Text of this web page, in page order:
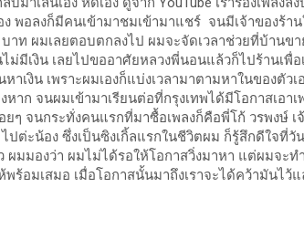
พอลงก็มีคนเข้ามาชมเข้ามาแชร์ จนมีเจ้าของร้า
าท ผมเลยตอบตกลงไป ผมจะจัดเวลาช่วยที่บ้านขา
มีเงิน เลยไปขออาศัยหลวงพี่นอนแล้วก็ไปร้านเพื่
เงิน เพราะผมเองก็แบ่งเวลามาตามหาในของตัว
ก จนผมเข้ามาเรียนต่อที่กรุงเทพได้มีโอกาสเอาเ
ๆ จนกระทั่งคนแรกที่มาซื้อเพลงก็คือพี่โก้ วรพงษ์ เ
ต่ะน้อง ซึ่งเป็นซิงเกิ้ลแรกในชีวิตผม ก็รู้สึกดีใจที่วั
มมองว่า ผมไม่ได้รอให้โอกาสวิ่งมาหา แต่ผมจะท
ร้อมเสมอ เมื่อโอกาสนั้นมาถึงเราจะได้คว้ามันไว้